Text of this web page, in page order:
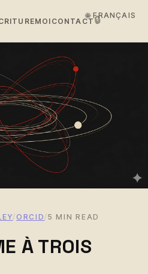
MOI CONTACT🔒
/ ORCID /5 MIN READ
À TROIS
🌐 FRANÇAIS